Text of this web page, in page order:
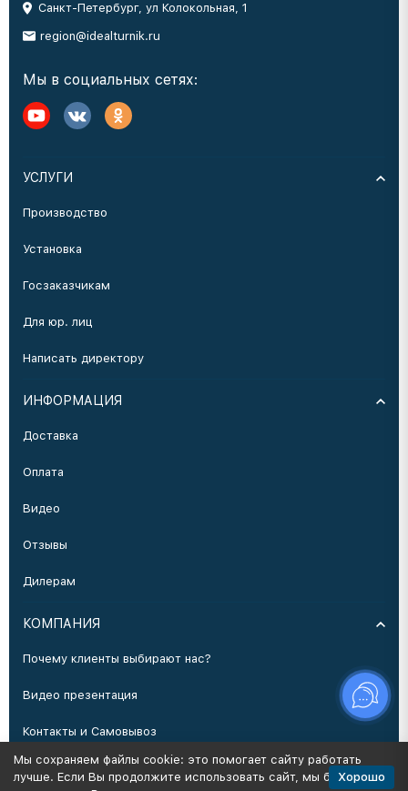
Санкт-Петербург, ул Колокольная, 1
region@idealturnik.ru
Мы в социальных сетях:
УСЛУГИ
Производство
Установка
Госзаказчикам
Для юр. лиц
Написать директору
ИНФОРМАЦИЯ
Доставка
Оплата
Видео
Отзывы
Дилерам
КОМПАНИЯ
Почему клиенты выбирают нас?
Видео презентация
Контакты и Самовывоз
Производство
Мы сохраняем файлы cookie: это помогает сайту работать
лучше. Если Вы продолжите использовать сайт, мы будемХорошо